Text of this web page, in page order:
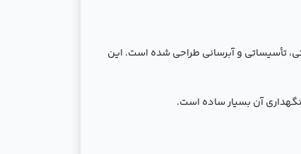
صنعتی، تأسیساتی و آبرسانی طراحی شده است. این